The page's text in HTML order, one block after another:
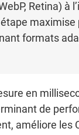
Retina) à
formats
en
de
améliore les